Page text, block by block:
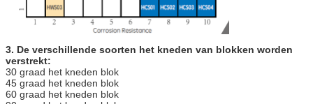
3. De verschillende soorten het kneden van blokken worden
verstrekt:
30 graad het kneden blok
45 graad het kneden blok
60 graad het kneden blok